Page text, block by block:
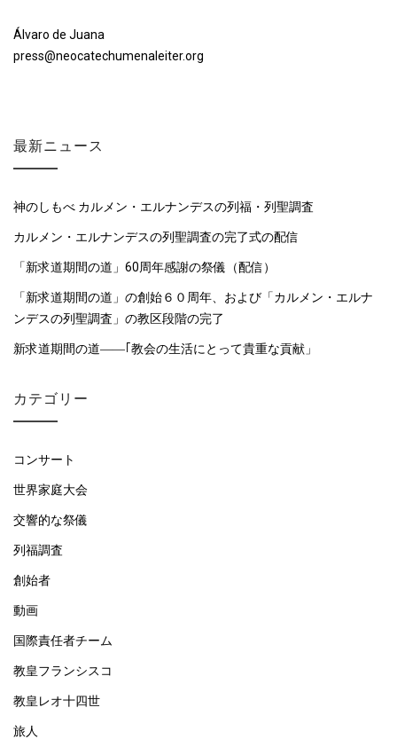
Álvaro de Juana
press@neocatechumenaleiter.org
最新ニュース
神のしもべ カルメン・エルナンデスの列福・列聖調査
カルメン・エルナンデスの列聖調査の完了式の配信
「新求道期間の道」60周年感謝の祭儀（配信）
「新求道期間の道」の創始６０周年、および「カルメン・エルナ
ンデスの列聖調査」の教区段階の完了
新求道期間の道――｢教会の生活にとって貴重な貢献」
カテゴリー
コンサート
世界家庭大会
交響的な祭儀
列福調査
創始者
動画
国際責任者チーム
教皇フランシスコ
教皇レオ十四世
旅人